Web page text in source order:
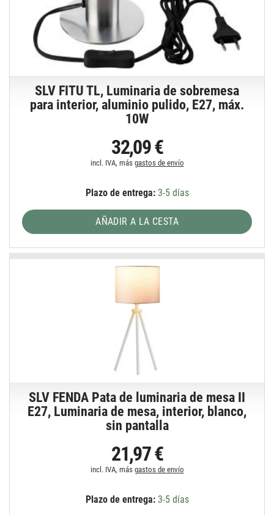
SLV FITU TL, Luminaria de sobremesa
para interior, aluminio pulido, E27, máx.
10W
32,09 €
incl. IVA, más gastos de envío
Plazo de entrega:3-5 días
AÑADIR A LA CESTA
SLV FENDA Pata de luminaria de mesa II
E27, Luminaria de mesa, interior, blanco,
sin pantalla
21,97 €
incl. IVA, más gastos de envío
Plazo de entrega:3-5 días